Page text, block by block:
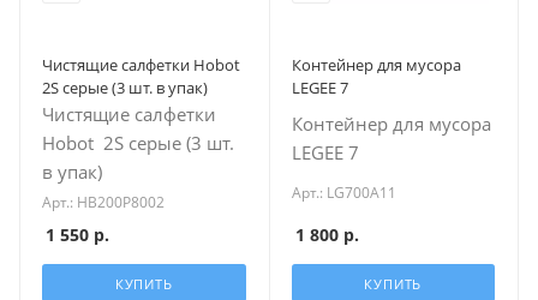
Чистящие салфетки Hobot
2S серые (3 шт. в упак)
Чистящие салфетки
Hobot 2S серые (3 шт.
в упак)
Арт.: HB200P8002
1 550 р.
КУПИТЬ
Контейнер для мусора
LEGEE 7
Контейнер для мусора
LEGEE 7
Арт.: LG700A11
1 800р.
КУПИТЬ